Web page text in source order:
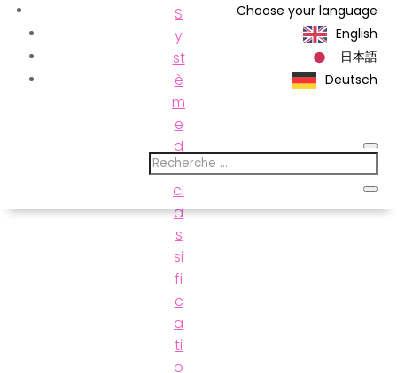
Choose your language
English
日本語
Deutsch
S
y
st
è
m
e
d
e
cl
a
s
si
fi
c
a
ti
o